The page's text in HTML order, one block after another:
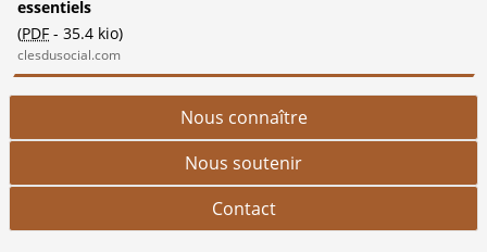
essentiels
(PDF - 35.4 kio)
clesdusocial.com
Nous connaître
Nous soutenir
Contact